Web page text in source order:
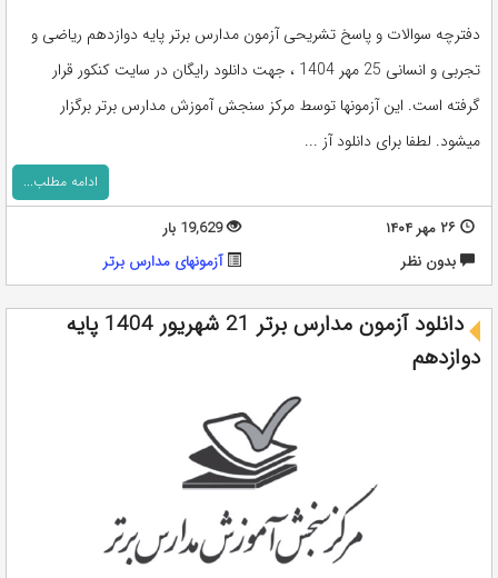
دفترچه سوالات و پاسخ تشریحی آزمون مدارس برتر پایه دوازدهم ریاضی و
تجربی و انسانی 25 مهر 1404 ، جهت دانلود رایگان در سایت کنکور قرار
گرفته است. این آزمونها توسط مرکز سنجش آموزش مدارس برتر برگزار
میشود. لطفا برای دانلود آز ...
ادامه مطلب...
۲۶ مهر ۱۴۰۴
19,629 بار
بدون نظر
آزمونهای مدارس برتر
دانلود آزمون مدارس برتر 21 شهریور 1404 پایه
دوازدهم